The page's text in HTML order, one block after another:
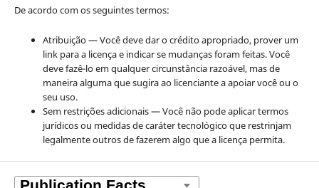
De acordo com os seguintes termos:
Atribuição — Você deve dar o crédito apropriado, prover um
link para a licença e indicar se mudanças foram feitas. Você
deve fazê-lo em qualquer circunstância razoável, mas de
maneira alguma que sugira ao licenciante a apoiar você ou o
seu uso.
Sem restrições adicionais — Você não pode aplicar termos
jurídicos ou medidas de caráter tecnológico que restrinjam
legalmente outros de fazerem algo que a licença permita.